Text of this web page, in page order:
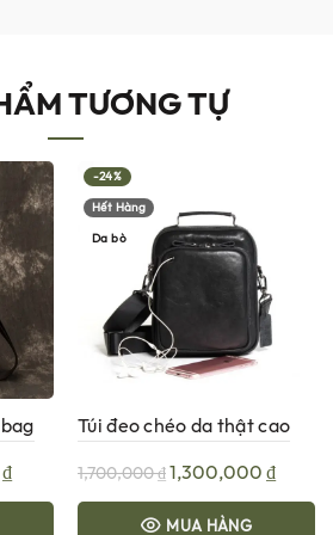
TƯƠNG TỰ
₫Giá
hiện
-24%
Hết Hàng
Da bò
Túi đeo chéo da thật cao
1,700,000₫Giá
gốc
1,300,000₫Giá
hiện
MUA HÀNG